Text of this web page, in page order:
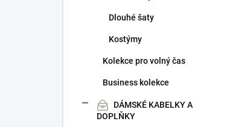
Dlouhé šaty
Kostýmy
Kolekce pro volný čas
Business kolekce
DÁMSKÉ KABELKY A
DOPLŇKY